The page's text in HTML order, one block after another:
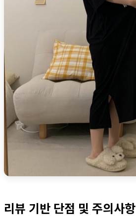
리뷰 기반 단점 및 주의사항